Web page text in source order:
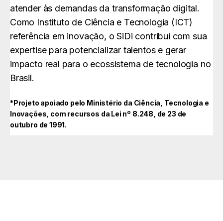
atender às demandas da transformação digital.
Como Instituto de Ciência e Tecnologia (ICT)
referência em inovação, o SiDi contribui com sua
expertise para potencializar talentos e gerar
impacto real para o ecossistema de tecnologia no
Brasil.
*Projeto apoiado pelo Ministério da Ciência, Tecnologia e
Inovações, com recursos da Lei nº 8.248, de 23 de
outubro de 1991.